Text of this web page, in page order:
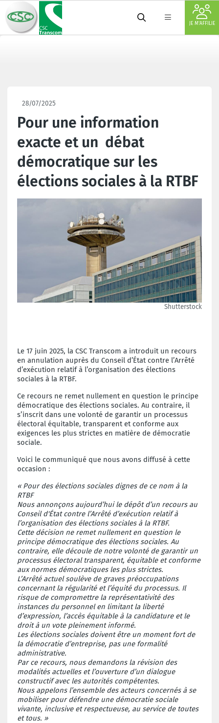
JE M'AFFILIE
28/07/2025
Pour une information
exacte et un débat
démocratique sur les
élections sociales à la RTBF
Shutterstock
Le 17 juin 2025, la CSC Transcom a introduit un recours
en annulation auprès du Conseil d’État contre l’Arrêté
d’exécution relatif à l’organisation des élections
sociales à la RTBF.
Ce recours ne remet nullement en question le principe
démocratique des élections sociales. Au contraire, il
s’inscrit dans une volonté de garantir un processus
électoral équitable, transparent et conforme aux
exigences les plus strictes en matière de démocratie
sociale.
Voici le communiqué que nous avons diffusé à cette
occasion :
« Pour des élections sociales dignes de ce nom à la
RTBF
Nous annonçons aujourd’hui le dépôt d’un recours au
Conseil d'État contre l’Arrêté d’exécution relatif à
l’organisation des élections sociales à la RTBF.
Cette décision ne remet nullement en question le
principe démocratique des élections sociales. Au
contraire, elle découle de notre volonté de garantir un
processus électoral transparent, équitable et conforme
aux normes démocratiques les plus strictes.
L’Arrêté actuel soulève de graves préoccupations
concernant la régularité et l’équité du processus. Il
risque de compromettre la représentativité des
instances du personnel en limitant la liberté
d’expression, l’accès équitable à la candidature et le
droit à un vote pleinement informé.
Les élections sociales doivent être un moment fort de
la démocratie d’entreprise, pas une formalité
administrative.
Par ce recours, nous demandons la révision des
modalités actuelles et l’ouverture d’un dialogue
constructif avec les autorités compétentes.
Nous appelons l’ensemble des acteurs concernés à se
mobiliser pour défendre une démocratie sociale
vivante, inclusive et respectueuse, au service de toutes
et tous. »